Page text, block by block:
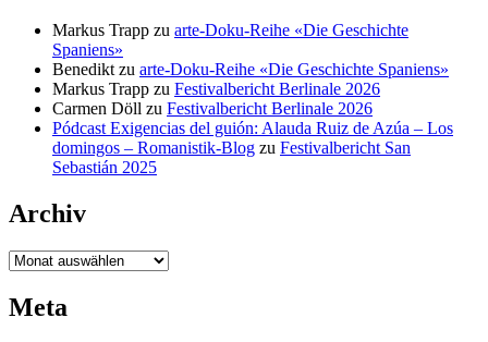
Markus Trapp zu arte-Doku-Reihe «Die Geschichte
Spaniens»
Benedikt zu arte-Doku-Reihe «Die Geschichte Spaniens»
Markus Trapp zu Festivalbericht Berlinale 2026
Carmen Döll zu Festivalbericht Berlinale 2026
Pódcast Exigencias del guión: Alauda Ruiz de Azúa – Los
domingos – Romanistik-Blog zu Festivalbericht San
Sebastián 2025
Archiv
Archiv
Meta